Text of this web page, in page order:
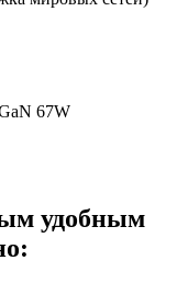
67W
удобным